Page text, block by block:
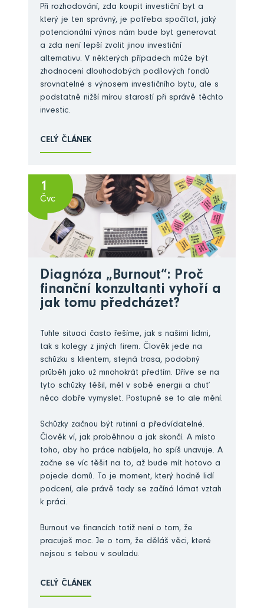
Při rozhodování, zda koupit investiční byt a
který je ten správný, je potřeba spočítat, jaký
potencionální výnos nám bude byt generovat
a zda není lepší zvolit jinou investiční
alternativu. V některých případech může být
zhodnocení dlouhodobých podílových fondů
srovnatelné s výnosem investičního bytu, ale s
podstatně nižší mírou starostí při správě těchto
investic.
CELÝ ČLÁNEK
1
Čvc
Diagnóza „Burnout“: Proč
finanční konzultanti vyhoří a
jak tomu předcházet?
Tuhle situaci často řešíme, jak s našimi lidmi,
tak s kolegy z jiných firem. Člověk jede na
schůzku s klientem, stejná trasa, podobný
průběh jako už mnohokrát předtím. Dříve se na
tyto schůzky těšil, měl v sobě energii a chuť
něco dobře vymyslet. Postupně se to ale mění.
Schůzky začnou být rutinní a předvídatelné.
Člověk ví, jak proběhnou a jak skončí. A místo
toho, aby ho práce nabíjela, ho spíš unavuje. A
začne se víc těšit na to, až bude mít hotovo a
pojede domů. To je moment, který hodně lidí
podcení, ale právě tady se začíná lámat vztah
k práci.
Burnout ve financích totiž není o tom, že
pracuješ moc. Je o tom, že děláš věci, které
nejsou s tebou v souladu.
CELÝ ČLÁNEK